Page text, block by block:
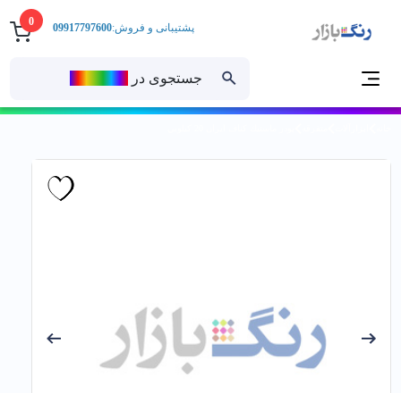
0
جستجوی در
پشتیبانی و فروش:09917797600